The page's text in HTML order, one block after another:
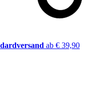
ab € 39,90